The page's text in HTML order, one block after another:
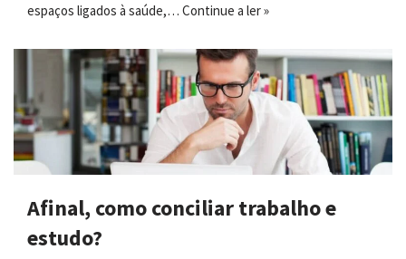
espaços ligados à saúde,… Continue a ler »
Afinal, como conciliar trabalho e
estudo?